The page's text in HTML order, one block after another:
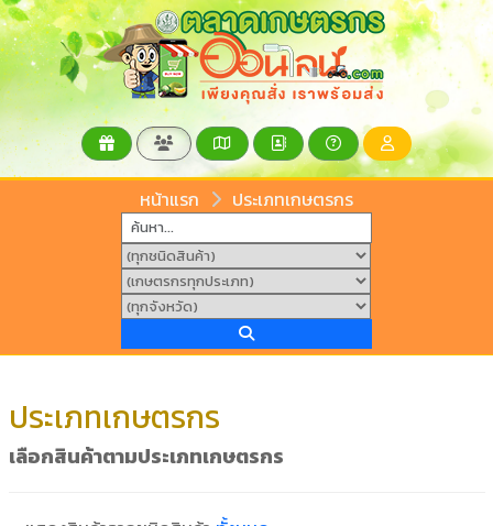
หน้าแรก ประเภทเกษตรกร
ประเภทเกษตรกร
เลือกสินค้าตามประเภทเกษตรกร